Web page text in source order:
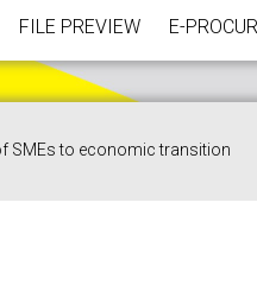
FILE PREVIEW E-
SMEs to economic transition